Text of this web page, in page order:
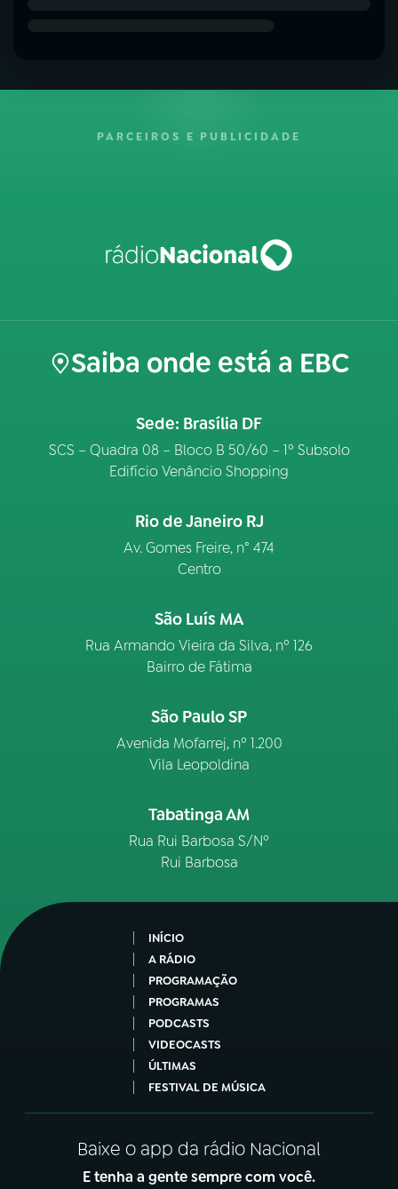
PARCEIROS E PUBLICIDADE
Saiba onde está a EBC
Sede: Brasília DF
SCS – Quadra 08 – Bloco B 50/60 – 1º Subsolo
Edifício Venâncio Shopping
Rio de Janeiro RJ
Av. Gomes Freire, n° 474
Centro
São Luís MA
Rua Armando Vieira da Silva, nº 126
Bairro de Fátima
São Paulo SP
Avenida Mofarrej, nº 1.200
Vila Leopoldina
Tabatinga AM
Rua Rui Barbosa S/Nº
Rui Barbosa
INÍCIO
A RÁDIO
PROGRAMAÇÃO
PROGRAMAS
PODCASTS
VIDEOCASTS
ÚLTIMAS
FESTIVAL DE MÚSICA
Baixe o app da rádio Nacional
E tenha a gente sempre com você.